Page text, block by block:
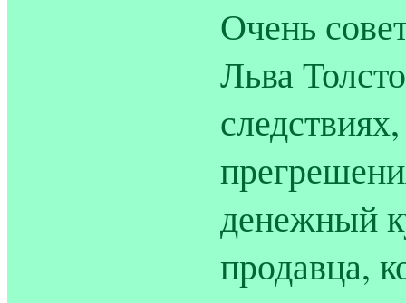
Очень
Льва
денежный
продавца,